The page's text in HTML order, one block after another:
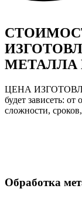
МЕТАЛЛА
ЦЕНА
будет зависеть: от
сложности,
Обработка